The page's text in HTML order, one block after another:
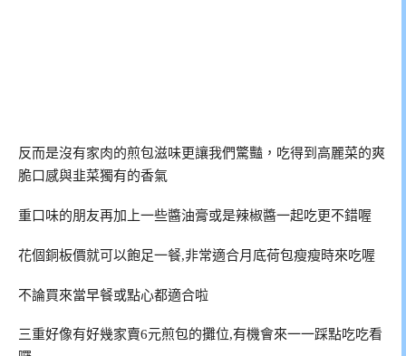
反而是沒有家肉的煎包滋味更讓我們驚豔，吃得到高麗菜的爽
脆口感與韭菜獨有的香氣
重口味的朋友再加上一些醬油膏或是辣椒醬一起吃更不錯喔
花個銅板價就可以飽足一餐,非常適合月底荷包瘦瘦時來吃喔
不論買來當早餐或點心都適合啦
三重好像有好幾家賣6元煎包的攤位,有機會來一一踩點吃吃看